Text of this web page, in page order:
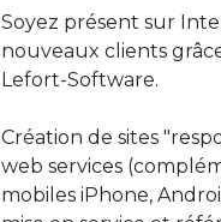
Soyez présent sur
nouveaux clients
Lefort-Software.
Création de sites
web services
mobiles iPhone,